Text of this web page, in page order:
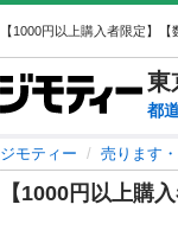
東
都
ジモティー 売ります
【1000円以上購